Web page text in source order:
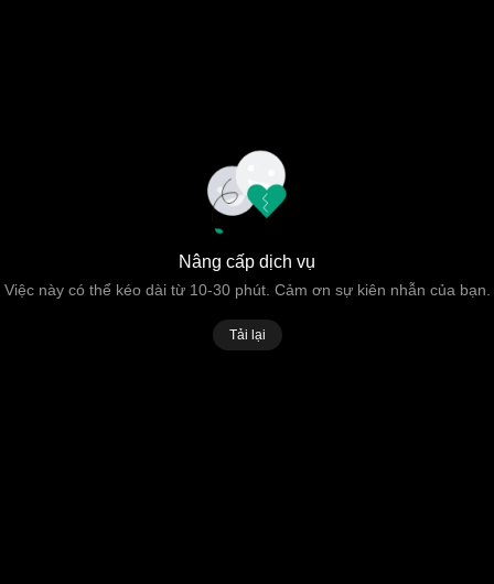
Nâng cấp dịch vụ
Việc này có thể kéo dài từ 10-30 phút. Cảm ơn sự kiên nhẫn của bạn.
Tải lại